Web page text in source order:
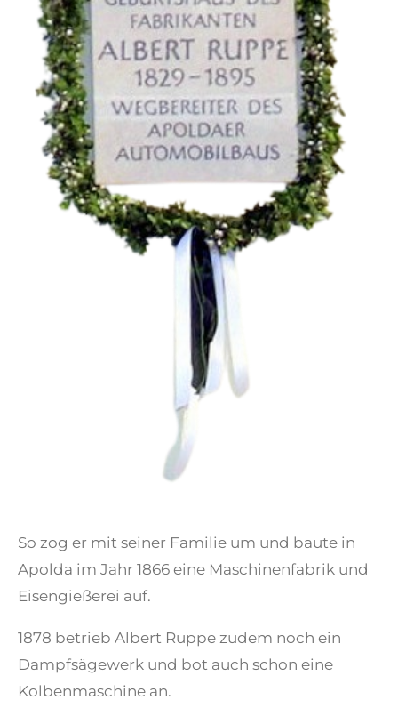
So zog er mit seiner Familie um und baute in
Apolda im Jahr 1866 eine Maschinenfabrik und
Eisengießerei auf.
1878 betrieb Albert Ruppe zudem noch ein
Dampfsägewerk und bot auch schon eine
Kolbenmaschine an.